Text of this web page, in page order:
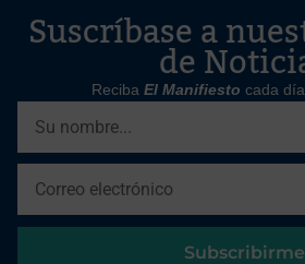
Suscríbase a
de
Reciba El Manifiesto cada
Subscribirme